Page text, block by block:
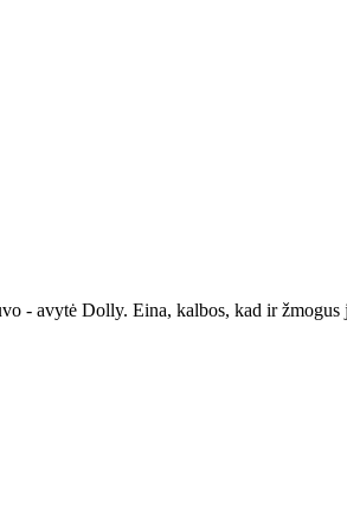
- avytė Dolly. Eina, kalbos, kad ir žmogus